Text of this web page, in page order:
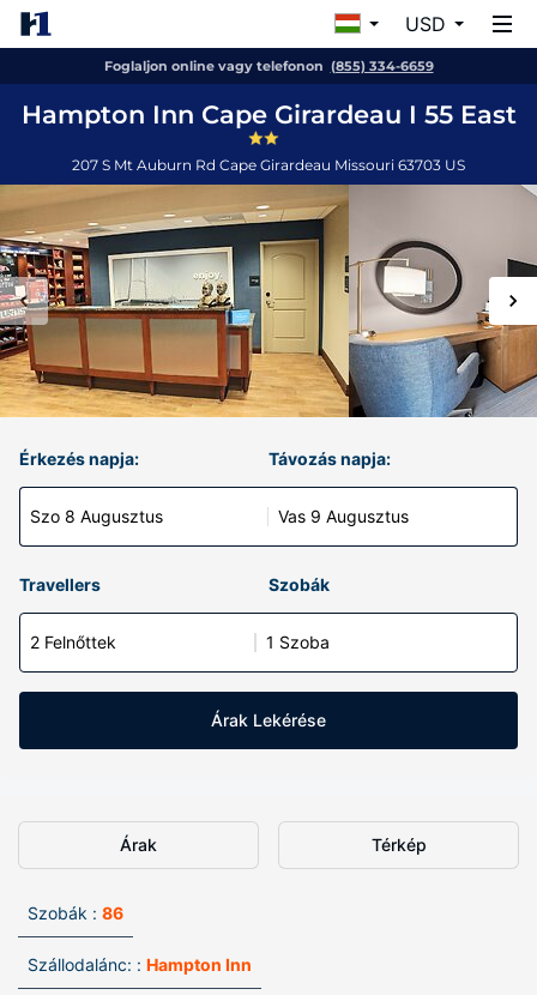
USD
Foglaljon online vagy telefonon (855) 334-6659
Hampton Inn Cape Girardeau I 55 East
207 S Mt Auburn Rd Cape Girardeau Missouri 63703 US
Érkezés napja:
Szo 8 Augusztus
Távozás napja:
Vas 9 Augusztus
Travellers Szobák
2 Felnőttek 1 Szoba
Árak Lekérése
Árak Térkép
Szobák : 86
Szállodalánc: : Hampton Inn